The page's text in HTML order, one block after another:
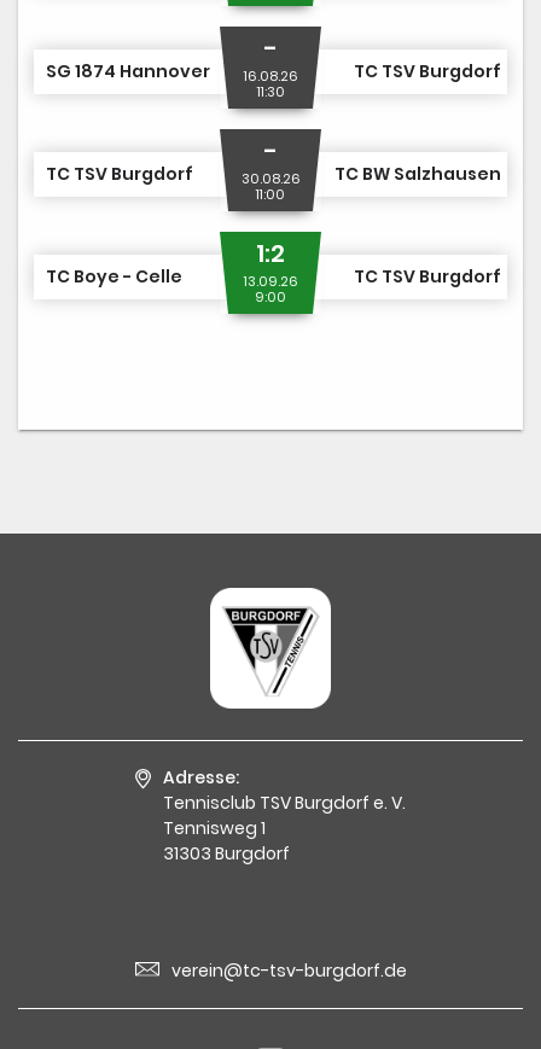
SG 1874 Hannover
-
16.08.26
11:30
TC TSV Burgdorf
TC TSV Burgdorf
-
30.08.26
11:00
TC BW Salzhausen
TC Boye - Celle
1:2
13.09.26
9:00
TC TSV Burgdorf
Adresse:
Tennisclub TSV Burgdorf e. V.
Tennisweg 1
31303 Burgdorf
verein@tc-tsv-burgdorf.de